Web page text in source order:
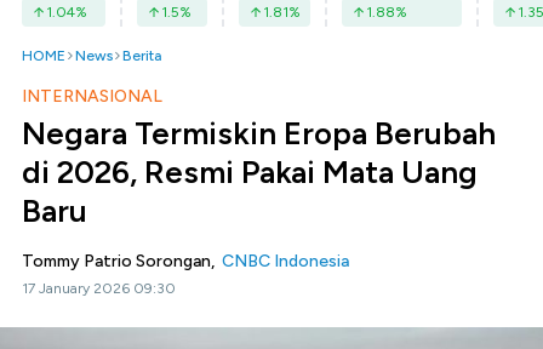
1.04% 1.5% 1.81% 1.88% 1.35
HOME News Berita
INTERNASIONAL
Negara Termiskin Eropa Berubah
di 2026, Resmi Pakai Mata Uang
Baru
Tommy Patrio Sorongan, CNBC Indonesia
17 January 2026 09:30